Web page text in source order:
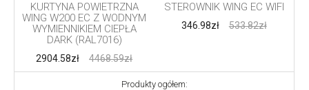
KURTYNA POWIETRZNA
WING W200 EC Z WODNYM
WYMIENNIKIEM CIEPŁA
DARK (RAL7016)
2904.58zł 4468.59zł
STEROWNIK WING EC WIFI
346.98zł 533.82zł
Produkty ogółem: